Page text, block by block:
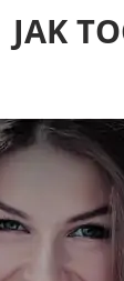
JAK